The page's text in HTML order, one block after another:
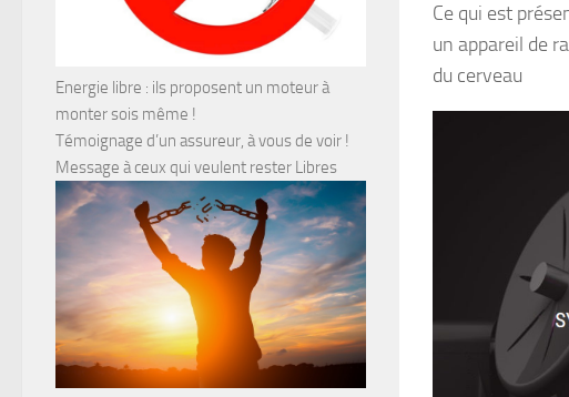
Ce qui est
un appareil de
du cerveau
Energie libre : ils proposent un moteur à
monter sois même !
Témoignage d’un assureur, à vous de voir !
Message à ceux qui veulent rester Libres